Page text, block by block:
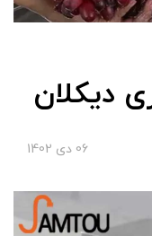
دیکلان
06 دی 1402